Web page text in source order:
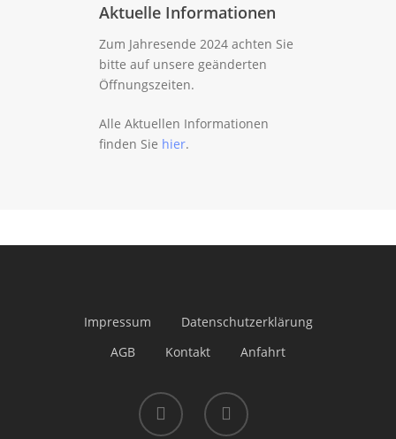
Aktuelle Informationen
Zum Jahresende 2024 achten Sie
bitte auf unsere geänderten
Öffnungszeiten.
Alle Aktuellen Informationen
finden Sie hier.
Impressum
Datenschutzerklärung
AGB
Kontakt Anfahrt